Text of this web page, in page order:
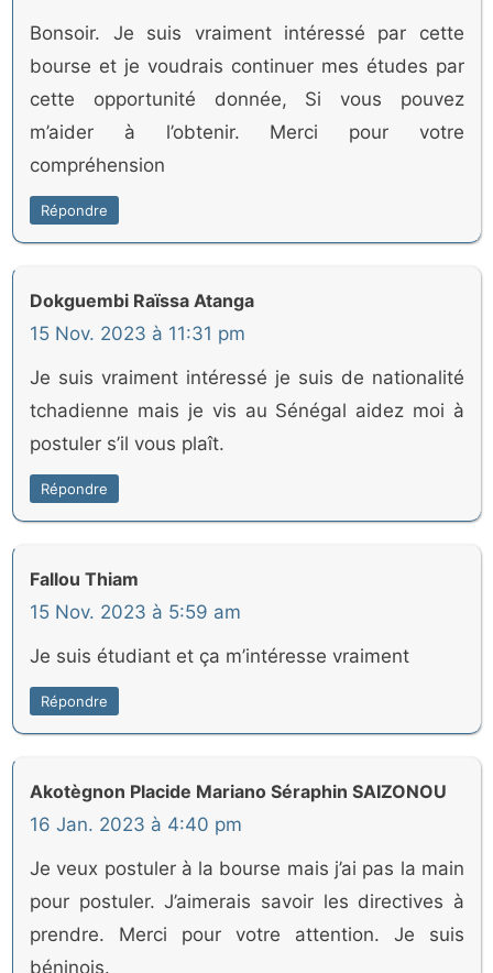
Bonsoir. Je suis vraiment intéressé par cette
bourse et je voudrais continuer mes études par
cette opportunité donnée, Si vous pouvez
m’aider à l’obtenir. Merci pour votre
compréhension
Répondre
Dokguembi Raïssa Atanga
15 Nov. 2023 à 11:31 pm
Je suis vraiment intéressé je suis de nationalité
tchadienne mais je vis au Sénégal aidez moi à
postuler s’il vous plaît.
Répondre
Fallou Thiam
15 Nov. 2023 à 5:59 am
Je suis étudiant et ça m’intéresse vraiment
Répondre
Akotègnon Placide Mariano Séraphin SAIZONOU
16 Jan. 2023 à 4:40 pm
Je veux postuler à la bourse mais j’ai pas la main
pour postuler. J’aimerais savoir les directives à
prendre. Merci pour votre attention. Je suis
béninois.